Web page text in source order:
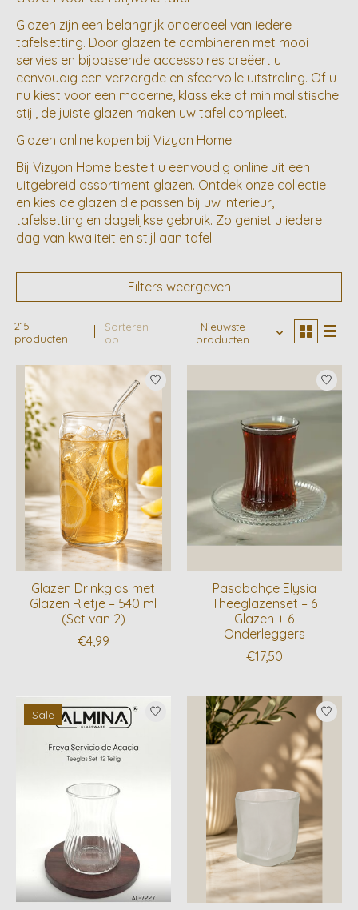
Glazen zijn een belangrijk onderdeel van iedere
tafelsetting. Door glazen te combineren met mooi
servies en bijpassende accessoires creëert u
eenvoudig een verzorgde en sfeervolle uitstraling. Of u
nu kiest voor een moderne, klassieke of minimalistische
stijl, de juiste glazen maken uw tafel compleet.
Glazen online kopen bij Vizyon Home
Bij Vizyon Home bestelt u eenvoudig online uit een
uitgebreid assortiment glazen. Ontdek onze collectie
en kies de glazen die passen bij uw interieur,
tafelsetting en dagelijkse gebruik. Zo geniet u iedere
dag van kwaliteit en stijl aan tafel.
Filters weergeven
215
producten
Sorteren
op
Nieuwste
producten
Glazen Drinkglas met
Glazen Rietje – 540 ml
(Set van 2)
€4,99
Pasabahçe Elysia
Theeglazenset – 6
Glazen + 6
Onderleggers
€17,50
Sale